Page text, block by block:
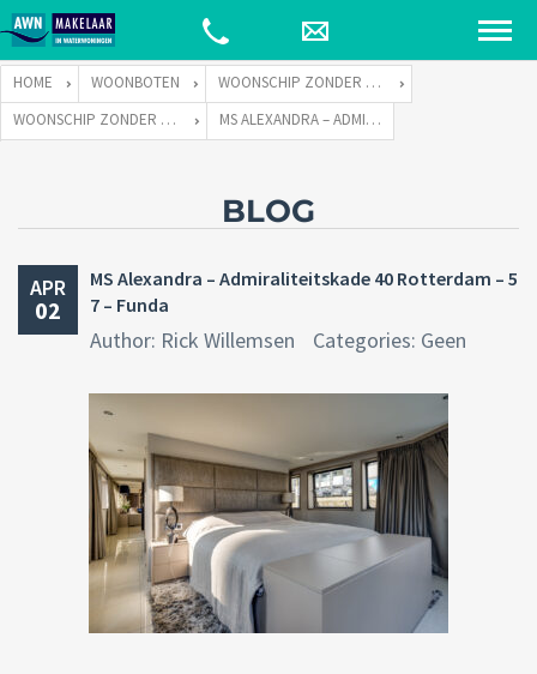
HOME WOONBOTEN
WOONSCHIP ZONDER LIGPLAATS
WOONSCHIP ZONDER LIGPLAATS ALEXANDRA
MS ALEXANDRA – ADMIRALITEITSKADE 40 ROTTERDAM – 57 – FUNDA
BLOG
APR
02
MS Alexandra – Admiraliteitskade 40 Rotterdam – 5
7 – Funda
Author: Rick Willemsen Categories: Geen